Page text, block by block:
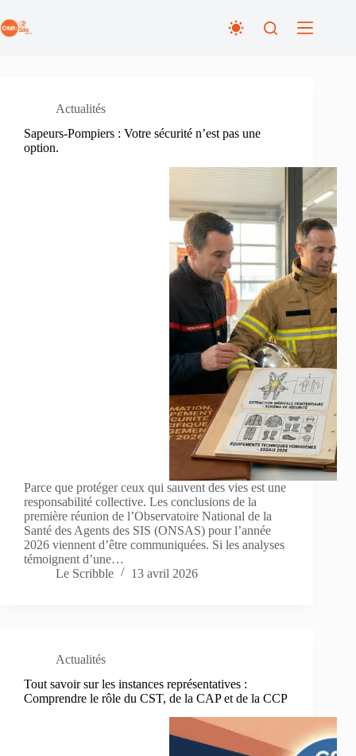
au
contenu
Actualités
Sapeurs-Pompiers : Votre sécurité n’est pas une
option.
Parce que protéger ceux qui sauvent des vies est une
responsabilité collective. Les conclusions de la
première réunion de l’Observatoire National de la
Santé des Agents des SIS (ONSAS) pour l’année
2026 viennent d’être communiquées. Si les analyses
témoignent d’une…
Le Scribble
13 avril 2026
Actualités
Tout savoir sur les instances représentatives :
Comprendre le rôle du CST, de la CAP et de la CCP